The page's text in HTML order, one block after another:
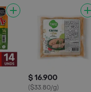
$ 16.900
($33.80/g)